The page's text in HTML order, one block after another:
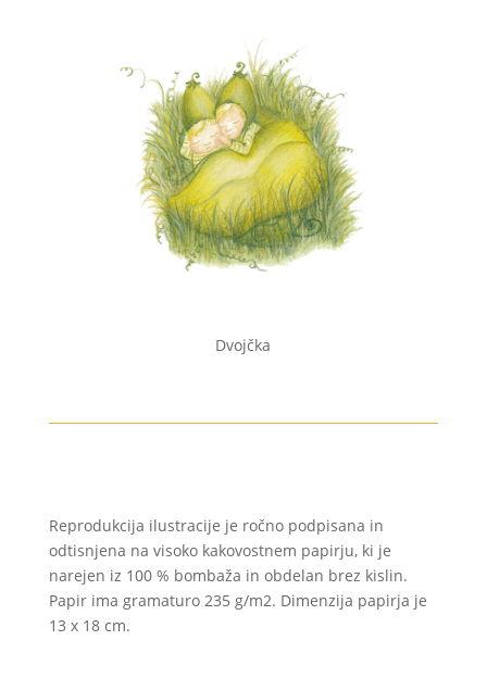
Dvojčka
Reprodukcija ilustracije je ročno podpisana in
odtisnjena na visoko kakovostnem papirju, ki je
narejen iz 100 % bombaža in obdelan brez kislin.
Papir ima gramaturo 235 g/m2. Dimenzija papirja je
13 x 18 cm.